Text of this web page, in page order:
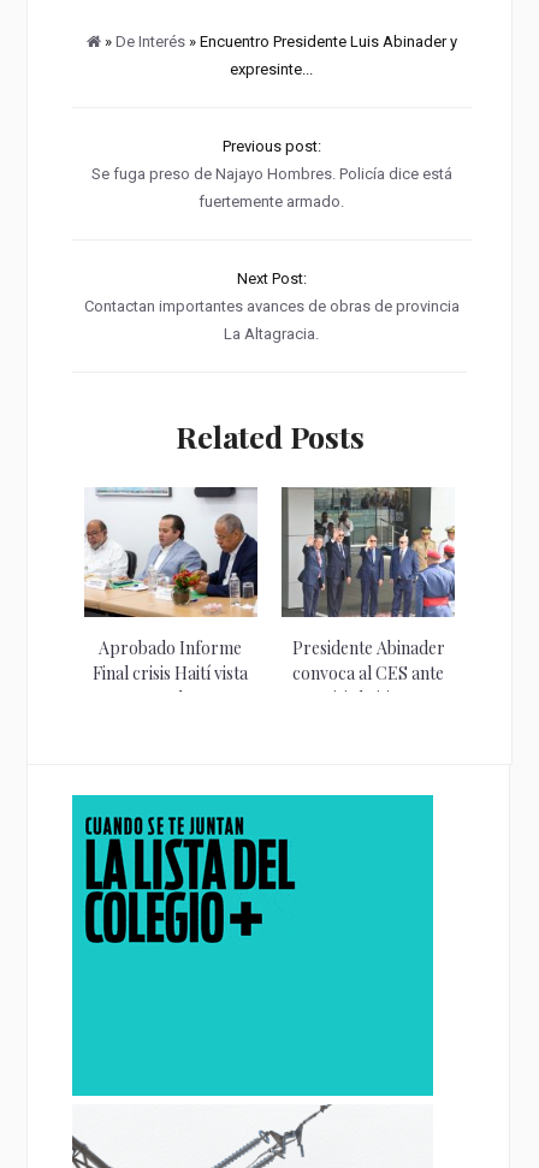
» De Interés» Encuentro Presidente Luis Abinader y
expresinte...
Previous post:
Se fuga preso de Najayo Hombres. Policía dice está
fuertemente armado.
Next Post:
Contactan importantes avances de obras de provincia
La Altagracia.
Related Posts
Aprobado Informe
Final crisis Haití vista
en el...
Presidente Abinader
convoca al CES ante
crisis haitiana.